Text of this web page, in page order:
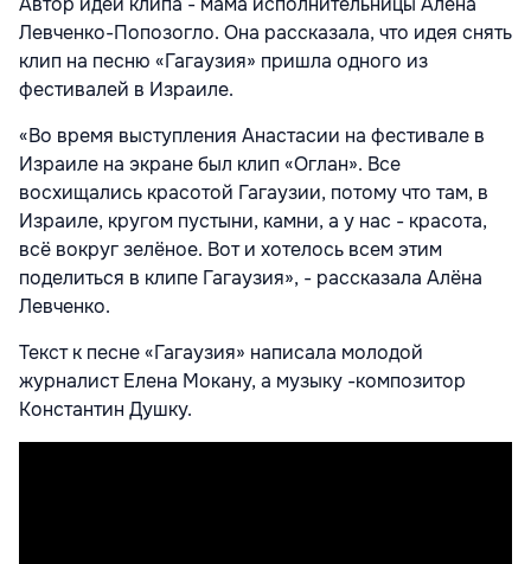
Левченко-Попозогло. Она рассказала, что идея снять
клип на песню «Гагаузия» пришла одного из
фестивалей в Израиле.
«Во время выступления Анастасии на фестивале в
Израиле на экране был клип «Оглан». Все
восхищались красотой Гагаузии, потому что там, в
Израиле, кругом пустыни, камни, а у нас - красота,
всё вокруг зелёное. Вот и хотелось всем этим
поделиться в клипе Гагаузия», - рассказала Алёна
Левченко.
Текст к песне «Гагаузия» написала молодой
журналист Елена Мокану, а музыку -композитор
Константин Душку.